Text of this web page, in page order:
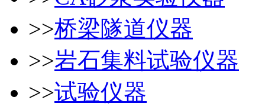
>>桥梁隧道仪器
>>岩石集料试验仪器
>>试验仪器